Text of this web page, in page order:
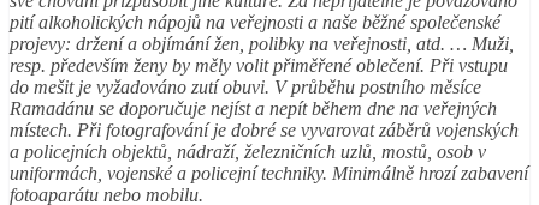
pití alkoholických nápojů na veřejnosti a naše běžné společenské
projevy: držení a objímání žen, polibky na veřejnosti, atd. … Muži,
resp. především ženy by měly volit přiměřené oblečení. Při vstupu
do mešit je vyžadováno zutí obuvi. V průběhu postního měsíce
Ramadánu se doporučuje nejíst a nepít během dne na veřejných
místech. Při fotografování je dobré se vyvarovat záběrů vojenských
a policejních objektů, nádraží, železničních uzlů, mostů, osob v
uniformách, vojenské a policejní techniky. Minimálně hrozí zabavení
fotoaparátu nebo mobilu.